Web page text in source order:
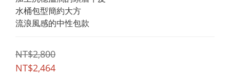
水桶包型簡約大方
流浪風感的中性包款
NT$2,800
NT$2,464